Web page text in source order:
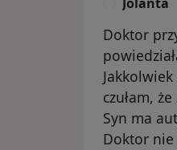
Doktor
czułam,
Syn ma
Doktor nie